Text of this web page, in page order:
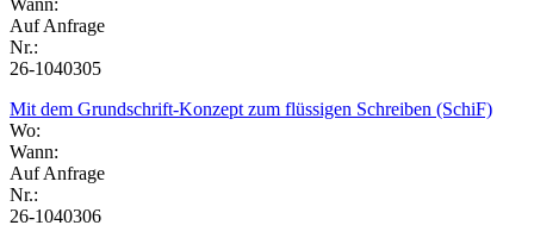
Auf Anfrage
Nr.:
26-1040305
Mit dem Grundschrift-Konzept zum flüssigen Schreiben (SchiF)
Wo:
Wann:
Auf Anfrage
Nr.:
26-1040306